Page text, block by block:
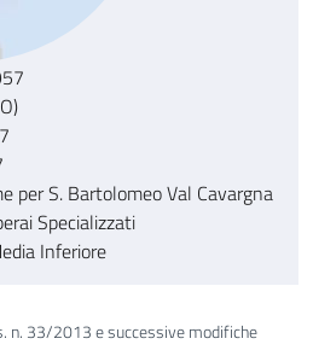
per S. Bartolomeo Val Cavargna
Specializzati
Inferiore
n. 33/2013 e successive modifiche